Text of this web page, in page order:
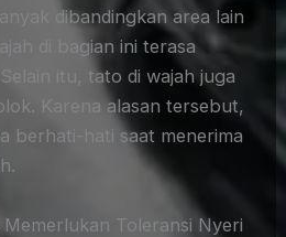
dibandingkan area lain
di bagian ini terasa
itu, tato di wajah juga
Karena alasan tersebut,
berhati-hati saat menerima
Toleransi Nyeri